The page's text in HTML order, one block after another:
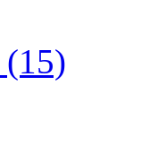
(15)